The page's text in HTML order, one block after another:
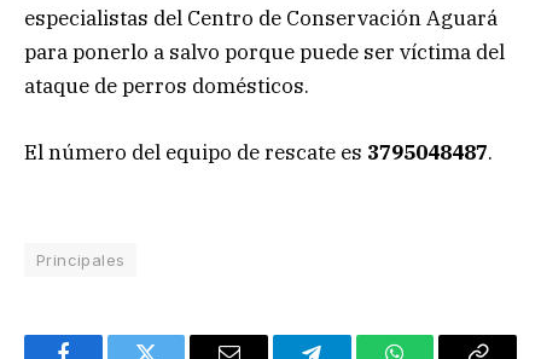
especialistas del Centro de Conservación Aguará
para ponerlo a salvo porque puede ser víctima del
ataque de perros domésticos.
El número del equipo de rescate es 3795048487.
Principales